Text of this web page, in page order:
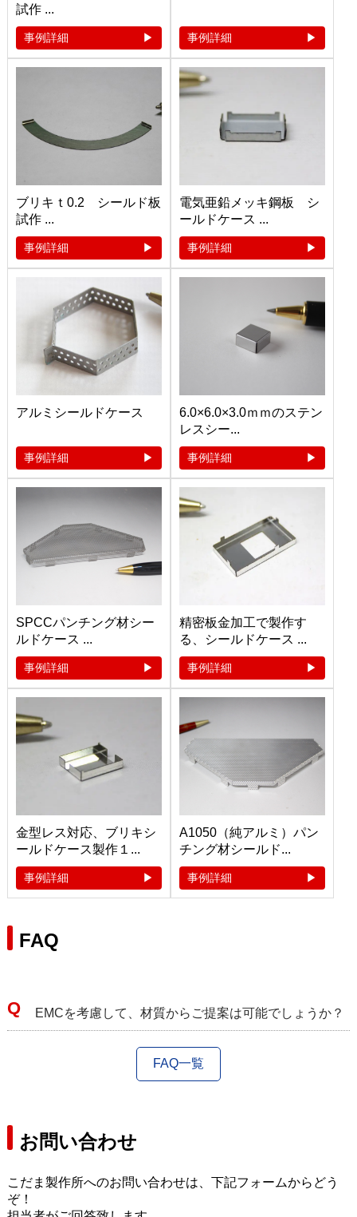
試作 ...
事例詳細 事例詳細
ブリキｔ0.2 シールド板
試作 ...
事例詳細
電気亜鉛メッキ鋼板 シ
ールドケース ...
事例詳細
アルミシールドケース
事例詳細
6.0×6.0×3.0ｍｍのステン
レスシー...
事例詳細
SPCCパンチング材シー
ルドケース ...
事例詳細
精密板金加工で製作す
る、シールドケース ...
事例詳細
金型レス対応、ブリキシ
ールドケース製作１...
事例詳細
A1050（純アルミ）パン
チング材シールド...
事例詳細
FAQ
EMCを考慮して、材質からご提案は可能でしょうか？
FAQ一覧
お問い合わせ
こだま製作所へのお問い合わせは、下記フォームからどう
ぞ！